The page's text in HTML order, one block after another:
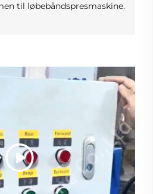
til løbebåndspresmaskine.